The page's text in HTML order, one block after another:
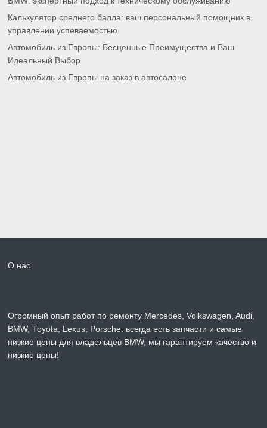
Калькулятор среднего балла: ваш персональный помощник в
управлении успеваемостью
Автомобиль из Европы: Бесценные Преимущества и Ваш
Идеальный Выбор
Автомобиль из Европы на заказ в автосалоне
О нас
Огромный опыт работ по ремонту Mercedes, Volkswagen, Audi,
BMW, Toyota, Lexus, Porsche. всегда есть запчасти и самые
низкие цены для владельцев BMW, мы гарантируем качество и
низкие цены!